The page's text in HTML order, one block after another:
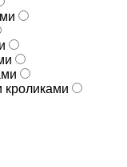
кроликами